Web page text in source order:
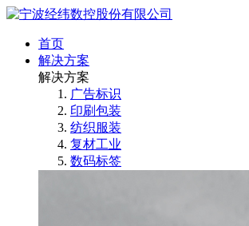
首页
解决方案
解决方案
广告标识
印刷包装
纺织服装
复材工业
数码标签